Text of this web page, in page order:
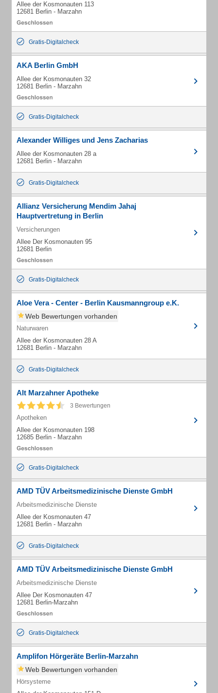
Allee der Kosmonauten 113
12681 Berlin - Marzahn
Gratis-Digitalcheck
AKA Berlin GmbH
Allee der Kosmonauten 32
12681 Berlin - Marzahn
Gratis-Digitalcheck
Alexander Williges und Jens Zacharias
Allee der Kosmonauten 28 a
12681 Berlin - Marzahn
Gratis-Digitalcheck
Allianz Versicherung Mendim Jahaj
Hauptvertretung in Berlin
Versicherungen
Allee Der Kosmonauten 95
12681 Berlin
Gratis-Digitalcheck
Aloe Vera - Center - Berlin Kausmanngroup e.K.
Web Bewertungen vorhanden
Naturwaren
Allee der Kosmonauten 28 A
12681 Berlin - Marzahn
Gratis-Digitalcheck
Alt Marzahner Apotheke
3 Bewertungen
Apotheken
Allee der Kosmonauten 198
12685 Berlin - Marzahn
Gratis-Digitalcheck
AMD TÜV Arbeitsmedizinische Dienste GmbH
Arbeitsmedizinische Dienste
Allee der Kosmonauten 47
12681 Berlin - Marzahn
Gratis-Digitalcheck
AMD TÜV Arbeitsmedizinische Dienste GmbH
Arbeitsmedizinische Dienste
Allee Der Kosmonauten 47
12681 Berlin-Marzahn
Gratis-Digitalcheck
Amplifon Hörgeräte Berlin-Marzahn
Web Bewertungen vorhanden
Hörsysteme